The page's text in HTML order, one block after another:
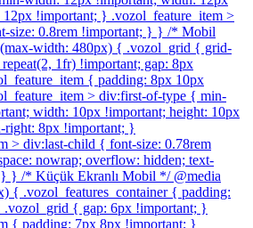
12px !important; } .vozol_feature_item >
size: 0.8rem !important; } } /* Mobil
width: 480px) { .vozol_grid { grid-
1fr) !important; gap: 8px
{ padding: 8px 10px
> div:first-of-type { min-
width: 10px !important; height: 10px
right: 8px !important; }
> div:last-child { font-size: 0.78rem
nowrap; overflow: hidden; text-
} /* Küçük Ekranlı Mobil */ @media
{ .vozol_features_container { padding:
{ gap: 6px !important; }
{ padding: 7px 8px !important; }